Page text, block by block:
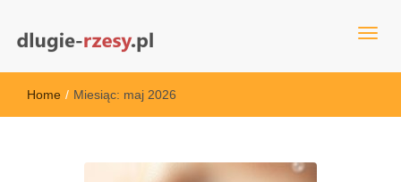
dlugie-rzesy.pl
Home / Miesiąc: maj 2026